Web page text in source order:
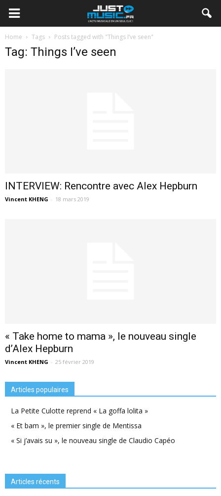
Home Tags Posts tagged with "Things I’ve seen"
Tag: Things I’ve seen
INTERVIEW: Rencontre avec Alex Hepburn
Vincent KHENG - 18 mars 2019
« Take home to mama », le nouveau single
d’Alex Hepburn
Vincent KHENG - 25 février 2019
Articles populaires
La Petite Culotte reprend « La goffa lolita »
« Et bam », le premier single de Mentissa
« Si j’avais su », le nouveau single de Claudio Capéo
Articles récents